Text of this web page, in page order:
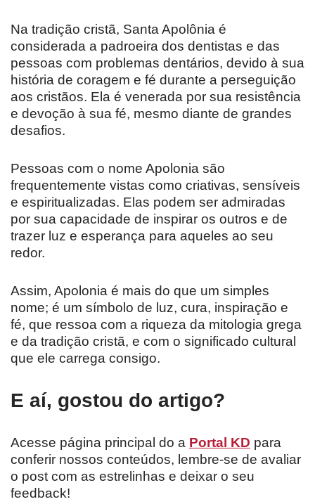
Na tradição cristã, Santa Apolônia é
considerada a padroeira dos dentistas e das
pessoas com problemas dentários, devido à sua
história de coragem e fé durante a perseguição
aos cristãos. Ela é venerada por sua resistência
e devoção à sua fé, mesmo diante de grandes
desafios.
Pessoas com o nome Apolonia são
frequentemente vistas como criativas, sensíveis
e espiritualizadas. Elas podem ser admiradas
por sua capacidade de inspirar os outros e de
trazer luz e esperança para aqueles ao seu
redor.
Assim, Apolonia é mais do que um simples
nome; é um símbolo de luz, cura, inspiração e
fé, que ressoa com a riqueza da mitologia grega
e da tradição cristã, e com o significado cultural
que ele carrega consigo.
E aí, gostou do artigo?
Acesse página principal do a Portal KD para
conferir nossos conteúdos, lembre-se de avaliar
o post com as estrelinhas e deixar o seu
feedback!